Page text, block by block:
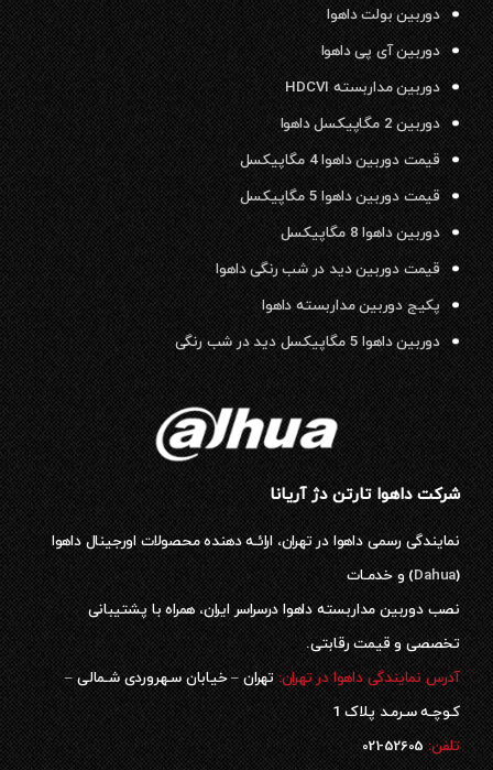
دوربین بولت داهوا
دوربین آی پی داهوا
دوربین مداربسته HDCVI
دوربین 2 مگاپیکسل داهوا
قیمت دوربین داهوا 4 مگاپیکسل
قیمت دوربین داهوا 5 مگاپیکسل
دوربین داهوا 8 مگاپیکسل
قیمت دوربین دید در شب رنگی داهوا
پکیج دوربین مداربسته داهوا
دوربین داهوا 5 مگاپیکسل دید در شب رنگی
شرکت داهوا تارتن دژ آریانا
نمایندگی رسمی داهوا در تهران، ارائـه دهنده محصولات اورجینال داهوا
(
Dahua) و خدمـات
نصب دوربین مداربسته داهوا درسراسر ایران، همراه با پشتیبانی
تخصصی و قیمت رقابتی.
آدرس نمایندگی داهوا در تهران:تهران – خیابان سـهروردی شـمالی –
کـوچـه سـرمـد پلاک 1
تلفن:52605-021